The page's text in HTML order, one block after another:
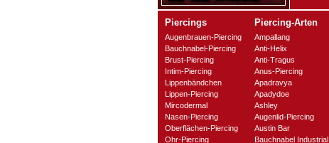
Piercings Piercing-Arten
Augenbrauen-Piercing
Bauchnabel-Piercing
Brust-Piercing
Intim-Piercing
Lippenbändchen
Lippen-Piercing
Mircodermal
Nasen-Piercing
Oberflächen-Piercing
Ohr-Piercing
Ampallang
Anti-Helix
Anti-Tragus
Anus-Piercing
Apadravya
Apadydoe
Ashley
Augenlid-Piercing
Austin Bar
Bauchnabel Industrial